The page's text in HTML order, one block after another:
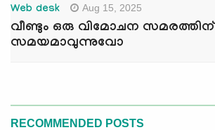
Web desk Aug 15, 2025
വീണ്ടും ഒരു വിമോചന സമരത്തിന്
സമയമാവുന്നുവോ
RECOMMENDED POSTS